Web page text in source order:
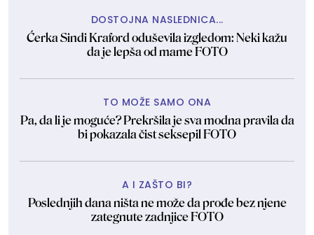
DOSTOJNA NASLEDNICA...
Ćerka Sindi Kraford oduševila izgledom: Neki kažu
da je lepša od mame FOTO
TO MOŽE SAMO ONA
Pa, da li je moguće? Prekršila je sva modna pravila da
bi pokazala čist seksepil FOTO
A I ZAŠTO BI?
Poslednjih dana ništa ne može da prođe bez njene
zategnute zadnjice FOTO